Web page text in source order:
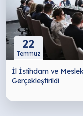
22
Temmuz
İl İstihdam ve
Gerçekleştirildi